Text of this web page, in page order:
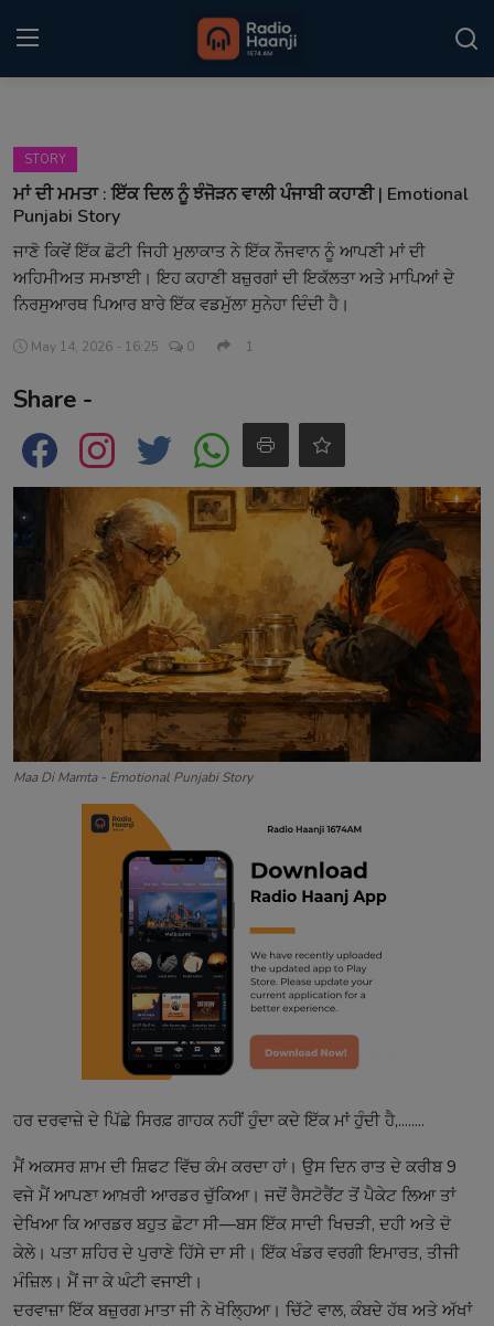
Home
Punjabi Podcast
Kitaab Kahani
Matrimonial
Event
Contact
STORY
ਮਾਂ ਦੀ ਮਮਤਾ : ਇੱਕ ਦਿਲ ਨੂੰ ਝੰਜੋੜਨ ਵਾਲੀ ਪੰਜਾਬੀ ਕਹਾਣੀ | Emotional
Punjabi Story
ਜਾਣੋ ਕਿਵੇਂ ਇੱਕ ਛੋਟੀ ਜਿਹੀ ਮੁਲਾਕਾਤ ਨੇ ਇੱਕ ਨੌਜਵਾਨ ਨੂੰ ਆਪਣੀ ਮਾਂ ਦੀ
ਅਹਿਮੀਅਤ ਸਮਝਾਈ। ਇਹ ਕਹਾਣੀ ਬਜ਼ੁਰਗਾਂ ਦੀ ਇਕੱਲਤਾ ਅਤੇ ਮਾਪਿਆਂ ਦੇ
ਨਿਰਸੁਆਰਥ ਪਿਆਰ ਬਾਰੇ ਇੱਕ ਵਡਮੁੱਲਾ ਸੁਨੇਹਾ ਦਿੰਦੀ ਹੈ।
May 14, 2026 - 16:25 0 1
Share -
Maa Di Mamta - Emotional Punjabi Story
ਹਰ ਦਰਵਾਜ਼ੇ ਦੇ ਪਿੱਛੇ ਸਿਰਫ਼ ਗਾਹਕ ਨਹੀਂ ਹੁੰਦਾ ਕਦੇ ਇੱਕ ਮਾਂ ਹੁੰਦੀ ਹੈ,........
ਮੈਂ ਅਕਸਰ ਸ਼ਾਮ ਦੀ ਸ਼ਿਫਟ ਵਿੱਚ ਕੰਮ ਕਰਦਾ ਹਾਂ। ਉਸ ਦਿਨ ਰਾਤ ਦੇ ਕਰੀਬ 9
ਵਜੇ ਮੈਂ ਆਪਣਾ ਆਖ਼ਰੀ ਆਰਡਰ ਚੁੱਕਿਆ। ਜਦੋਂ ਰੈਸਟੋਰੈਂਟ ਤੋਂ ਪੈਕੇਟ ਲਿਆ ਤਾਂ
ਦੇਖਿਆ ਕਿ ਆਰਡਰ ਬਹੁਤ ਛੋਟਾ ਸੀ—ਬਸ ਇੱਕ ਸਾਦੀ ਖਿਚੜੀ, ਦਹੀ ਅਤੇ ਦੋ
ਕੇਲੇ। ਪਤਾ ਸ਼ਹਿਰ ਦੇ ਪੁਰਾਣੇ ਹਿੱਸੇ ਦਾ ਸੀ। ਇੱਕ ਖੰਡਰ ਵਰਗੀ ਇਮਾਰਤ, ਤੀਜੀ
ਮੰਜ਼ਿਲ। ਮੈਂ ਜਾ ਕੇ ਘੰਟੀ ਵਜਾਈ।
ਦਰਵਾਜ਼ਾ ਇੱਕ ਬਜ਼ੁਰਗ ਮਾਤਾ ਜੀ ਨੇ ਖੋਲ੍ਹਿਆ। ਚਿੱਟੇ ਵਾਲ, ਕੰਬਦੇ ਹੱਥ ਅਤੇ ਅੱਖਾਂ